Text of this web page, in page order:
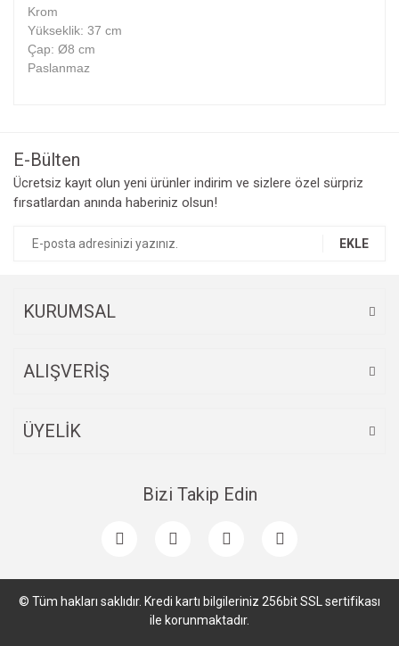
Krom
Yükseklik: 37 cm
Çap: Ø8 cm
Paslanmaz
E-Bülten
Ücretsiz kayıt olun yeni ürünler indirim ve sizlere özel sürpriz
fırsatlardan anında haberiniz olsun!
EKLE
KURUMSAL
ALIŞVERİŞ
ÜYELİK
Bizi Takip Edin
© Tüm hakları saklıdır. Kredi kartı bilgileriniz 256bit SSL sertifikası
ile korunmaktadır.